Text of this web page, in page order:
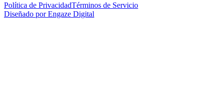
Política de PrivacidadTérminos de Servicio
Diseñado porEngaze Digital